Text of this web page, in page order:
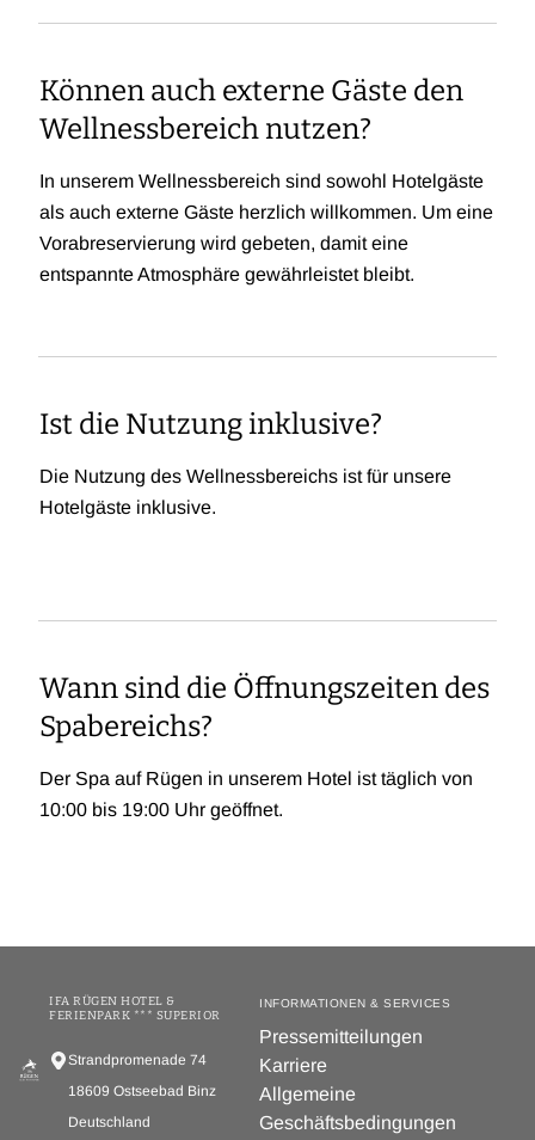
Können auch externe Gäste den
Wellnessbereich nutzen?
In unserem Wellnessbereich sind sowohl Hotelgäste
als auch externe Gäste herzlich willkommen. Um eine
Vorabreservierung wird gebeten, damit eine
entspannte Atmosphäre gewährleistet bleibt.
Ist die Nutzung inklusive?
Die Nutzung des Wellnessbereichs ist für unsere
Hotelgäste inklusive.
Wann sind die Öffnungszeiten des
Spabereichs?
Der Spa auf Rügen in unserem Hotel ist täglich von
10:00 bis 19:00 Uhr geöffnet.
IFA RÜGEN HOTEL &
FERIENPARK *** SUPERIOR
Strandpromenade 74
18609 Ostseebad Binz
Deutschland
INFORMATIONEN & SERVICES
Pressemitteilungen
Karriere
Allgemeine
Geschäftsbedingungen